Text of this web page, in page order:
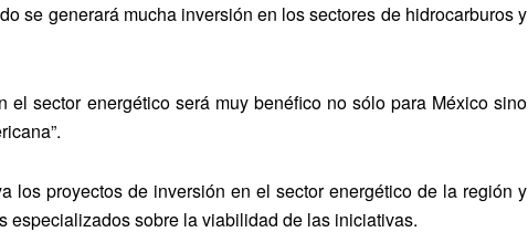
se generará mucha inversión en los sectores de hidrocarburos y
el sector energético será muy benéfico no sólo para México sino
los proyectos de inversión en el sector energético de la región y
especializados sobre la viabilidad de las iniciativas.